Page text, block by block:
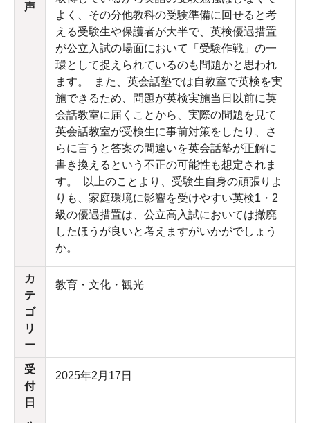
声
よく、その分他教科の受験準備に回せると考
える受験生や保護者が大半で、英検優遇措置
が公立入試の場面において「受験作戦」の一
環として捉えられているのも問題かと思われ
ます。 また、英会話塾では自教室で英検を実
施できるため、問題が英検実施当日以前に英
会話教室に届くことから、実際の問題を見て
英会話教室が受検生に事前対策をしたり、さ
らに言うと答案の間違いを英会話塾が正解に
書き換えるという不正の可能性も想定されま
す。 以上のことより、受験生自身の頑張りよ
りも、家庭環境に影響を受けやすい英検1・2
級の優遇措置は、公立高入試においては撤廃
したほうが良いと考えますがいかがでしょう
か。
カ
テ
ゴ
リ
ー
教育・文化・観光
受
付
日
2025年2月17日